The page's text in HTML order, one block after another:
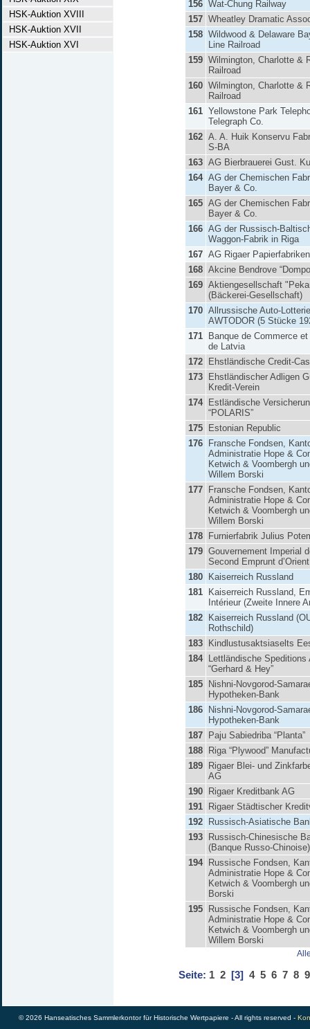
HSK-Auktion XVIII
HSK-Auktion XVII
HSK-Auktion XVI
156 Wat-Chung Railway
157 Wheatley Dramatic
158 Wildwood & Delaware
Line Railroad
159 Wilmington, Charlotte &
Railroad
160 Wilmington, Charlotte &
Railroad
161 Yellowstone Park
Telegraph Co.
162 A. A. Huik Konservu
S-BA
163 AG Bierbrauerei Gust.
164 AG der Chemischen
Bayer & Co.
165 AG der Chemischen
Bayer & Co.
166 AG der Russisch-
Waggon-Fabrik in Riga
167 AG Rigaer Papierfabriken
168 Akcine Bendrove
169 Aktiengesellschaft
(Bäckerei-Gesellschaft)
170 Allrussische Auto-Lotterie
AWTODOR (5 Stücke
171
Banque de Commerce et
de Latvia
172
Ehstländische Credit-
173
Ehstländischer Adligen
Kredit-Verein
174
Estländische
“POLARIS”
175
Estonian Republic
176
Fransche Fondsen,
Administratie Hope &
Ketwich & Voombergh
Willem Borski
177
Fransche Fondsen,
Administratie Hope &
Ketwich & Voombergh
Willem Borski
178
Furnierfabrik Julius
179 Gouvernement Imperial
Second Emprunt d’Orient
180
Kaiserreich Russland
181
Kaiserreich Russland,
Intérieur (Zweite Innere
182
Kaiserreich Russland
Rothschild)
183
Kindlustusaktsiaselts
184
Lettländische Speditions
“Gerhard & Hey”
185
Nishni-Novgorod-
Hypotheken-Bank
186
Nishni-Novgorod-
Hypotheken-Bank
187
Paju Sabiedriba “Planta”
188
Riga “Plywood”
189
Rigaer Blei- und
AG
190
Rigaer Kreditbank AG
191
Rigaer Städtischer
192
Russisch-Asiatische
193
Russisch-Chinesische
(Banque Russo-Chinoise)
194
Russische Fondsen,
Administratie Hope &
Ketwich & Voombergh
Borski
195
Russische Fondsen,
Administratie Hope &
Ketwich & Voombergh
Willem Borski
Seite: 1 2 [3] 4 5 6 7 8 9
© 2026 Hanseatisches Sammlerkontor für Historische Wertpapiere - All rights reserved -